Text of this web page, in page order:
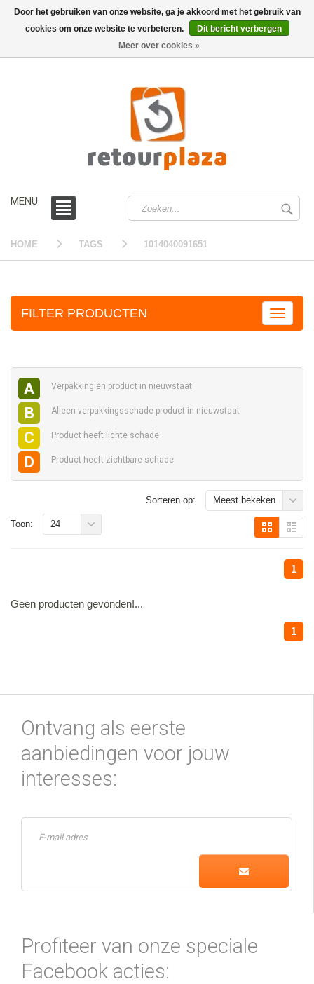
MENU
HOME TAGS 1014040091651
FILTER PRODUCTEN
A Verpakking en product in nieuwstaat
B Alleen verpakkingsschade product in nieuwstaat
C Product heeft lichte schade
D Product heeft zichtbare schade
Sorteren op: Meest bekeken
1
Toon: 24
Geen producten gevonden!...
1
Ontvang als eerste
aanbiedingen voor jouw
interesses:
Profiteer van onze speciale
Facebook acties:
Door het gebruiken van onze website, ga je akkoord met het gebruik van
cookies om onze website te verbeteren.
Dit bericht verbergen
Meer over cookies »